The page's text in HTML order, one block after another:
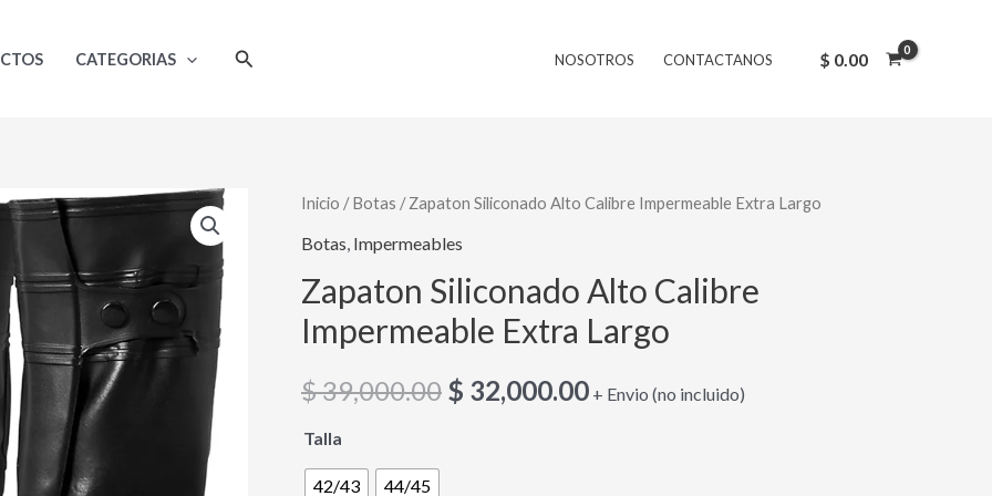
CATEGORIAS Buscar NOSOTROS CONTACTANOS $ 0.00
Inicio /Botas / Zapaton Siliconado Alto Calibre Impermeable Extra Largo
Botas Impermeables
Zapaton Siliconado Alto Calibre
Impermeable Extra Largo
$39,000.00
El
precio
original
$ 39,000.00.
$ 32,000.00
El
actual
$ 32,000.00.
+ Envio (no incluido)
Talla
42/43 44/45
Zapaton
Siliconado
Calibre
Impermeable
Largo
cantidad
$ 39,000.00.$ 32,000.00.